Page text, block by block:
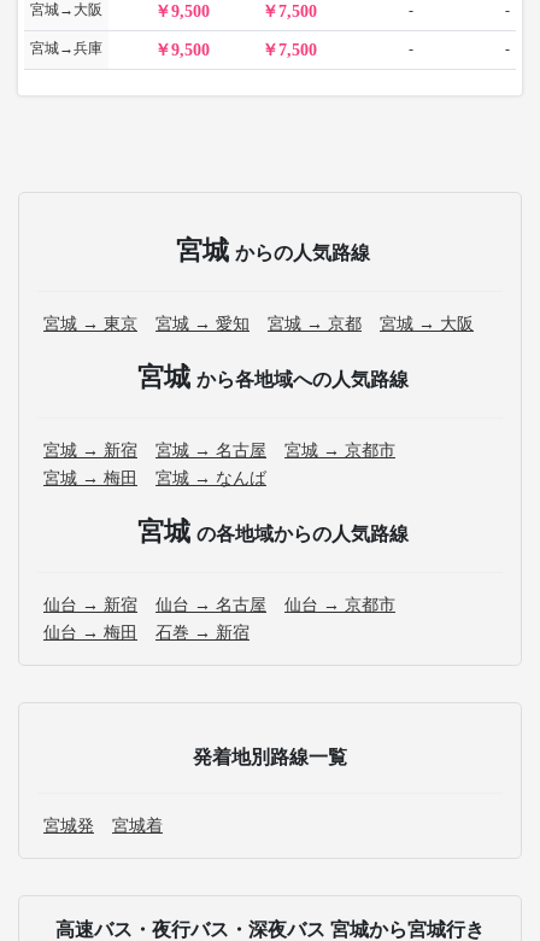
宮城→大阪 9,500 7,500 - -
宮城→兵庫 9,500 7,500 - -
宮城 からの人気路線
宮城 → 東京 宮城 → 愛知 宮城 → 京都 宮城 → 大阪
宮城 から各地域への人気路線
宮城 → 新宿 宮城 → 名古屋
宮城 → 京都市
宮城 → 梅田
宮城 → なんば
宮城 の各地域からの人気路線
仙台 → 新宿 仙台 → 名古屋
仙台 → 京都市
仙台 → 梅田
石巻 → 新宿
発着地別路線一覧
宮城発 宮城着
高速バス・夜行バス・深夜バス 宮城から宮城行き